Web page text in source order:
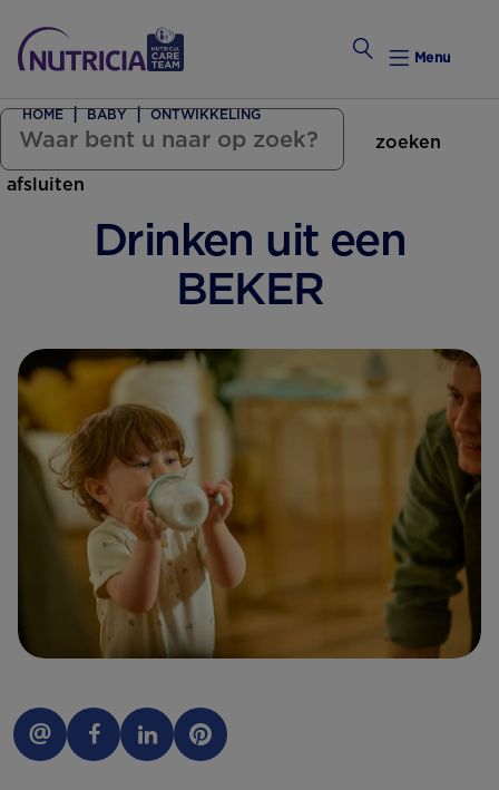
Zwanger Worden
Menu
zoeken
afsluiten
Drinken uit een
BEKER
HOME BABY ONTWIKKELING